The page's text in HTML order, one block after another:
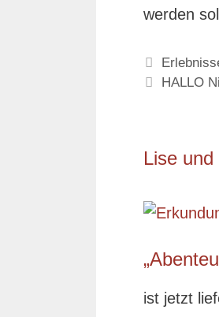
werden
HALLO
Lise
ist jetzt